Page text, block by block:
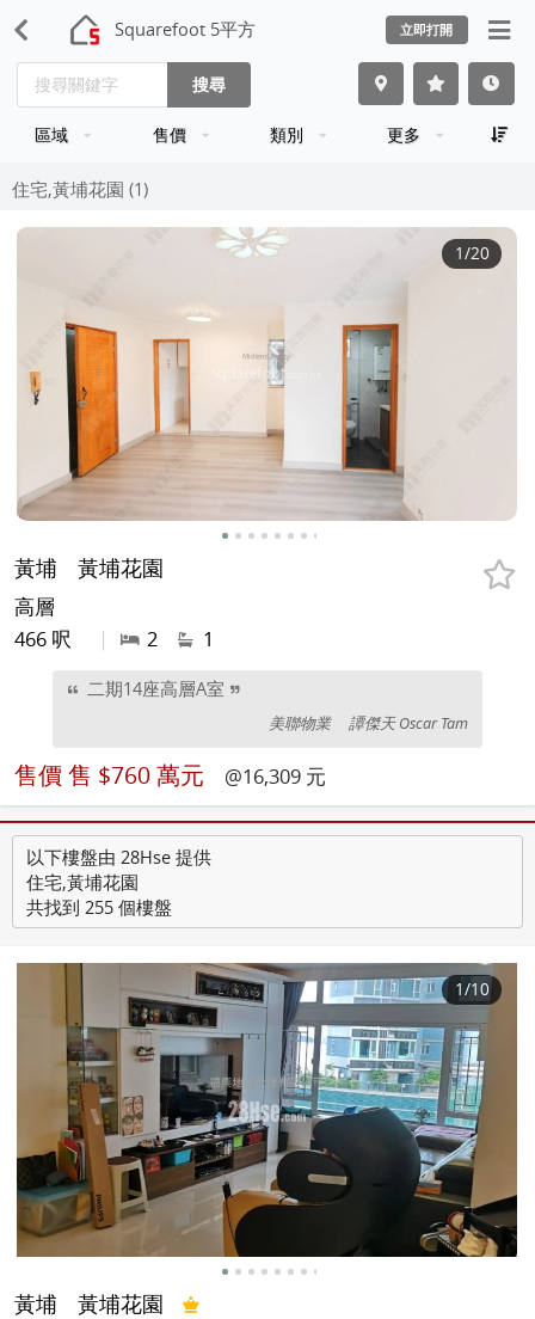
Squarefoot 5平方 立即打開
搜尋
區域 售價 類別 更多
住宅,黃埔花園 (1)
1/20
黃埔 黃埔花園
高層
466 呎
| 2 1
二期14座高層A室
美聯物業 譚傑天 Oscar Tam
售價 售 $760 萬元 @16,309 元
以下樓盤由 28Hse 提供
住宅,黃埔花園
共找到 255 個樓盤
1/10
黃埔 黃埔花園